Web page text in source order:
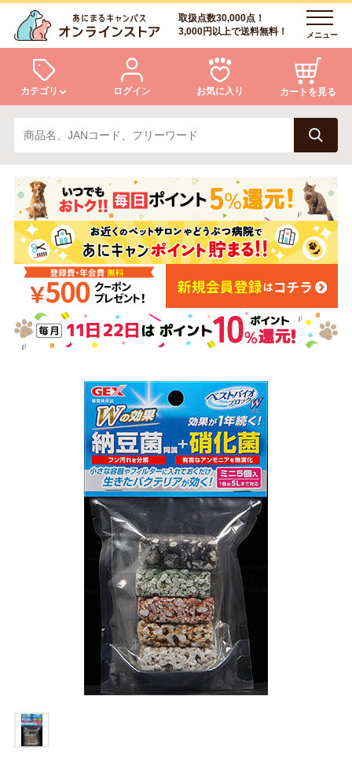
取扱点数30,000点！
3,000円以上で送料無料！
メニュー
カテゴリ
犬 猫
小動物・鳥 アクア・爬虫類・昆虫
ドッグフード キャットフード
美容・ケア用品 服・おさんぽ用品
日用品（デイリー） リビング雑貨
トリマーグッズ シニアサポート
ログイン お気に入り カートを見る
ログイン
会員登録
あにまるキャンパスについて
アフターサービス
商品リクエスト
お問い合わせ